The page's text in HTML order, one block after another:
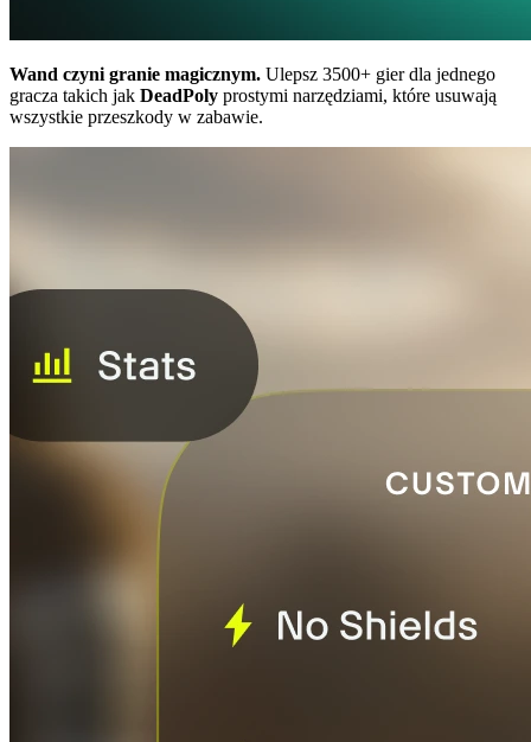
Wand czyni granie magicznym. Ulepsz 3500+ gier dla jednego
gracza takich jak DeadPoly prostymi narzędziami, które usuwają
wszystkie przeszkody w zabawie.